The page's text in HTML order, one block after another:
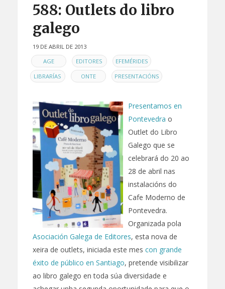
588: Outlets do libro
galego
19 DE ABRIL DE 2013
EN
AGE , EDITORES , EFEMÉRIDES ,
LIBRARÍAS , ONTE , PRESENTACIÓNS
Presentamos en
Pontevedra o
Outlet do Libro
Galego que se
celebrará do 20 ao
28 de abril nas
instalacións do
Cafe Moderno de
Pontevedra.
Organizada pola
Asociación Galega de Editores, esta nova de
xeira de outlets, iniciada este mes con grande
éxito de público en Santiago, pretende visibilizar
ao libro galego en toda súa diversidade e